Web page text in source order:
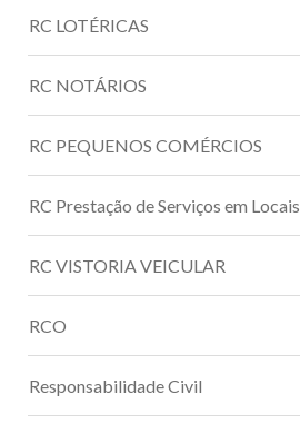
RC LOTÉRICAS
RC NOTÁRIOS
RC PEQUENOS COMÉRCIOS
RC Prestação de Serviços em Locais
RC VISTORIA VEICULAR
RCO
Responsabilidade Civil